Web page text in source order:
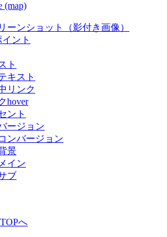
(map)
ーンショット（影付き画像）
ント
ト
キスト
リンク
hover
ント
ージョン
ンバージョン
景
イン
ブ
へ